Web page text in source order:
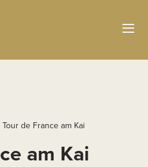
Tour de France am Kai
am Kai